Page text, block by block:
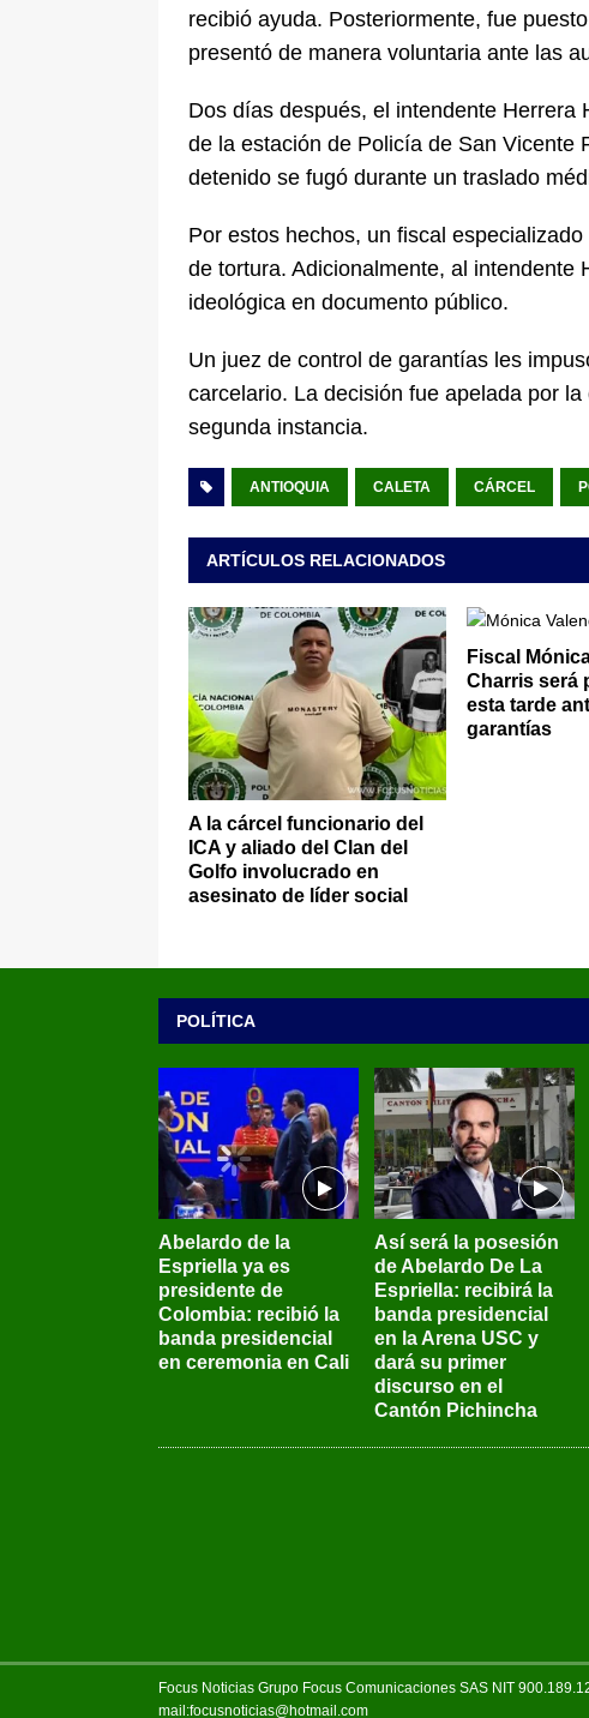
recibió ayuda. Posteriormente, fue
presentó de manera voluntaria ante las
Dos días después, el intendente
de la estación de Policía de San Vicente
detenido se fugó durante un traslado
Por estos hechos, un fiscal
de tortura. Adicionalmente, al intendente
ideológica en documento público.
Un juez de control de garantías les
carcelario. La decisión fue apelada por
segunda instancia.
ANTIOQUIA CALETA CÁRCEL
ARTÍCULOS RELACIONADOS
A la cárcel funcionario del
ICA y aliado del Clan del
Golfo involucrado en
asesinato de líder social
Fiscal
Charris será
esta tarde
garantías
POLÍTICA
Abelardo de la
Espriella ya es
presidente de
Colombia: recibió la
banda presidencial
en ceremonia en Cali
Así será la posesión
de Abelardo De La
Espriella: recibirá la
banda presidencial
en la Arena USC y
dará su primer
discurso en el
Cantón Pichincha
Focus Noticias Grupo Focus Comunicaciones SAS NIT
mail:focusnoticias@hotmail.com